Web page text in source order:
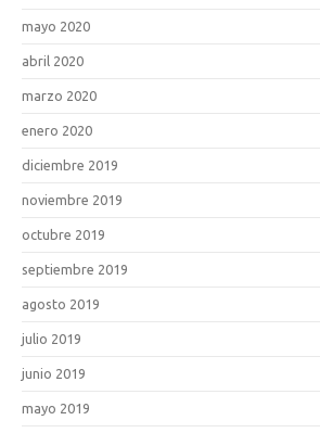
mayo 2020
abril 2020
marzo 2020
enero 2020
diciembre 2019
noviembre 2019
octubre 2019
septiembre 2019
agosto 2019
julio 2019
junio 2019
mayo 2019